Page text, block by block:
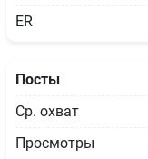
ER
Посты
Ср. охват
Просмотры